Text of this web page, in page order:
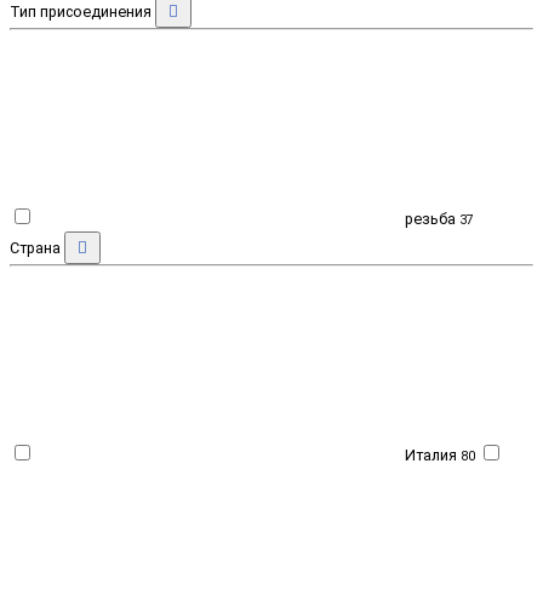
Тип присоединения
резьба 37
Страна
Италия 80